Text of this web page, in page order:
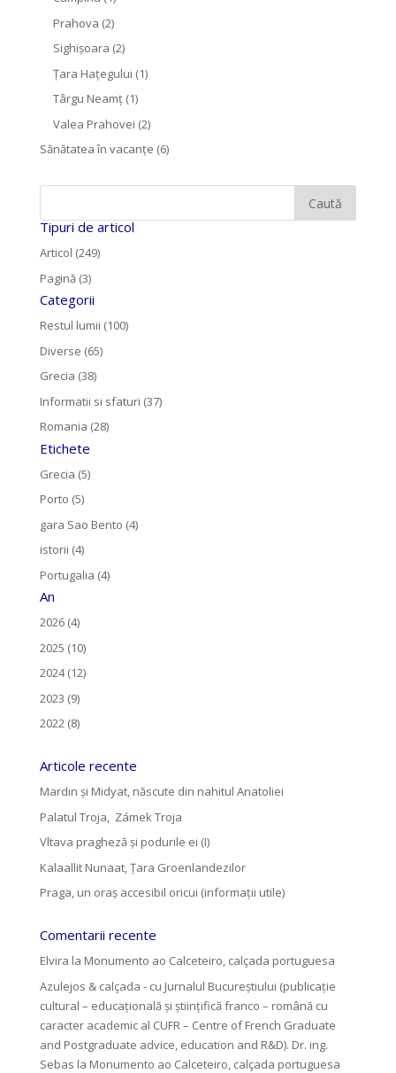
Prahova (2)
Sighişoara (2)
Țara Hațegului (1)
Târgu Neamţ(1)
Valea Prahovei (2)
Sănătatea în vacanțe (6)
Tipuri de articol
Articol (249)
Pagină (3)
Categorii
Restul lumii (100)
Diverse (65)
Grecia (38)
Informatii si sfaturi (37)
Romania (28)
Etichete
Grecia (5)
Porto (5)
gara Sao Bento (4)
istorii (4)
Portugalia (4)
An
2026 (4)
2025 (10)
2024 (12)
2023 (9)
2022 (8)
Articole recente
Mardin și Midyat, născute din nahitul Anatoliei
Palatul Troja, Zámek Troja
Vltava pragheză și podurile ei (I)
Kalaallit Nunaat, Țara Groenlandezilor
Praga, un oraș accesibil oricui (informații utile)
Comentarii recente
Elvira la Monumento ao Calceteiro, calçada portuguesa
Azulejos & calçada - cu Jurnalul Bucureștiului (publicație
cultural – educațională și științifică franco – română cu
caracter academic al CUFR – Centre of French Graduate
and Postgraduate advice, education and R&D). Dr. ing.
Sebas la Monumento ao Calceteiro, calçada portuguesa